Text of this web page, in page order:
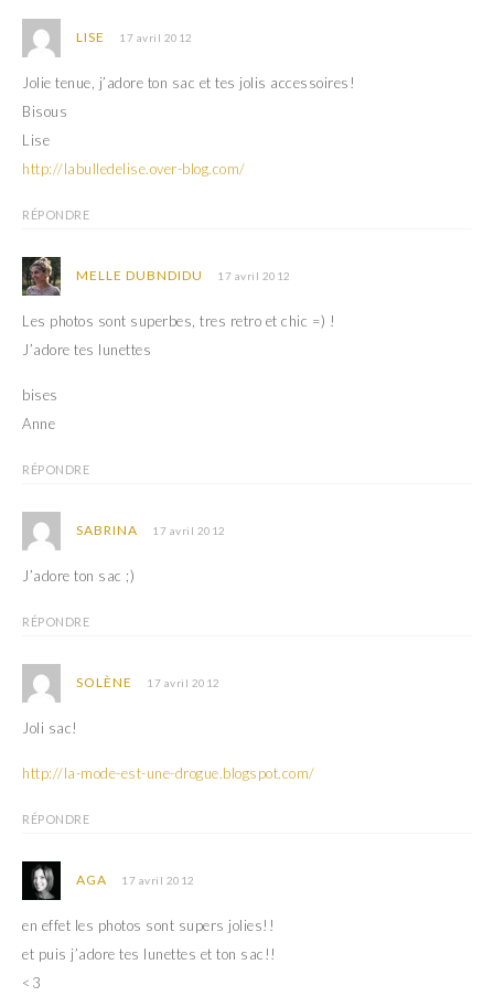
LISE 17 avril 2012
Jolie tenue, j’adore ton sac et tes jolis accessoires!
Bisous
Lise
http://labulledelise.over-blog.com/
RÉPONDRE
MELLE DUBNDIDU 17 avril 2012
Les photos sont superbes, tres retro et chic =) !
J’adore tes lunettes
bises
Anne
RÉPONDRE
SABRINA 17 avril 2012
J’adore ton sac ;)
RÉPONDRE
SOLÈNE 17 avril 2012
Joli sac!
http://la-mode-est-une-drogue.blogspot.com/
RÉPONDRE
AGA 17 avril 2012
en effet les photos sont supers jolies!!
et puis j’adore tes lunettes et ton sac!!
<3